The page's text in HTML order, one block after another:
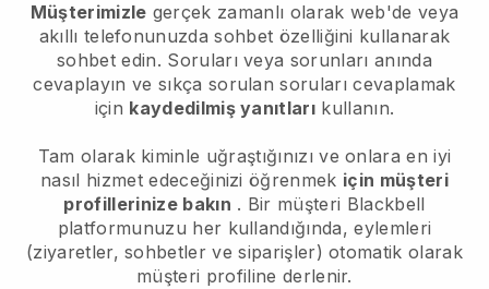
Müşterimizle gerçek zamanlı olarak web'de veya
akıllı telefonunuzda sohbet özelliğini kullanarak
sohbet edin. Soruları veya sorunları anında
cevaplayın ve sıkça sorulan soruları cevaplamak
için kaydedilmiş yanıtları kullanın.
Tam olarak kiminle uğraştığınızı ve onlara en iyi
nasıl hizmet edeceğinizi öğrenmek için müşteri
profillerinize bakın . Bir müşteri Blackbell
platformunuzu her kullandığında, eylemleri
(ziyaretler, sohbetler ve siparişler) otomatik olarak
müşteri profiline derlenir.